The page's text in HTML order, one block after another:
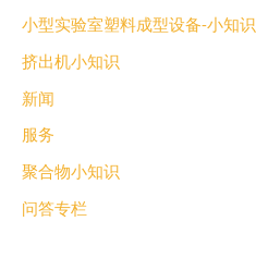
小型实验室塑料成型设备-小知识
挤出机小知识
新闻
服务
聚合物小知识
问答专栏